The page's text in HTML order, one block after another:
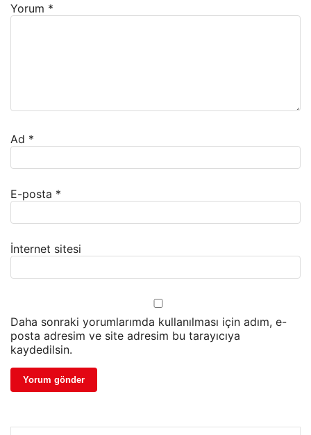
Yorum *
Ad *
E-posta *
İnternet sitesi
Daha sonraki yorumlarımda kullanılması için adım, e-
posta adresim ve site adresim bu tarayıcıya
kaydedilsin.